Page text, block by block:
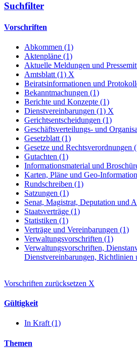
Suchfilter
Vorschriften
Abkommen (1)
Aktenpläne (1)
Aktuelle Meldungen und
Amtsblatt (1) X
Beiratsinformationen und
Bekanntmachungen (1)
Berichte und Konzepte (1)
Dienstvereinbarungen (1) X
Gerichtsentscheidungen (1)
Geschäftsverteilungs- und
Gesetzblatt (1)
Gesetze und Rechtsverordnungen
Gutachten (1)
Informationsmaterial und
Karten, Pläne und Geo-
Rundschreiben (1)
Satzungen (1)
Senat, Magistrat, Deputation und
Staatsverträge (1)
Statistiken (1)
Verträge und Vereinbarungen (1)
Verwaltungsvorschriften (1)
Verwaltungsvorschriften,
Dienstvereinbarungen, Richtlinien
Vorschriften zurücksetzen X
Gültigkeit
In Kraft (1)
Themen